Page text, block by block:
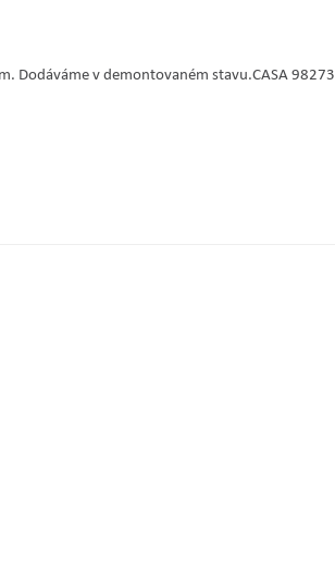
Dodáváme v demontovaném stavu.CASA 98273